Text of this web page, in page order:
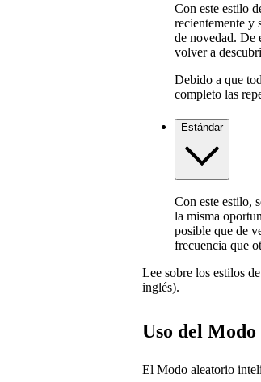
Con este estilo
recientemente y
de novedad. De
volver a
Debido a que
completo las
Estándar
Con este estilo,
la misma
posible que de
frecuencia que
Lee sobre los estilos
inglés).
Uso del
El Modo aleatorio